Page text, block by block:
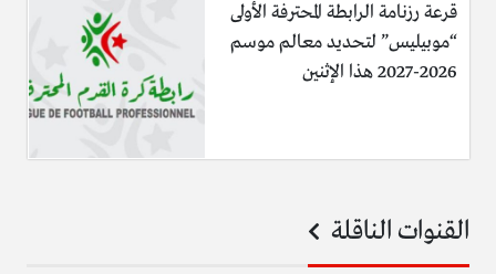
قرعة رزنامة الرابطة المحترفة الأولى
“موبيليس” لتحديد معالم موسم
2026-2027 هذا الإثنين
القنوات الناقلة